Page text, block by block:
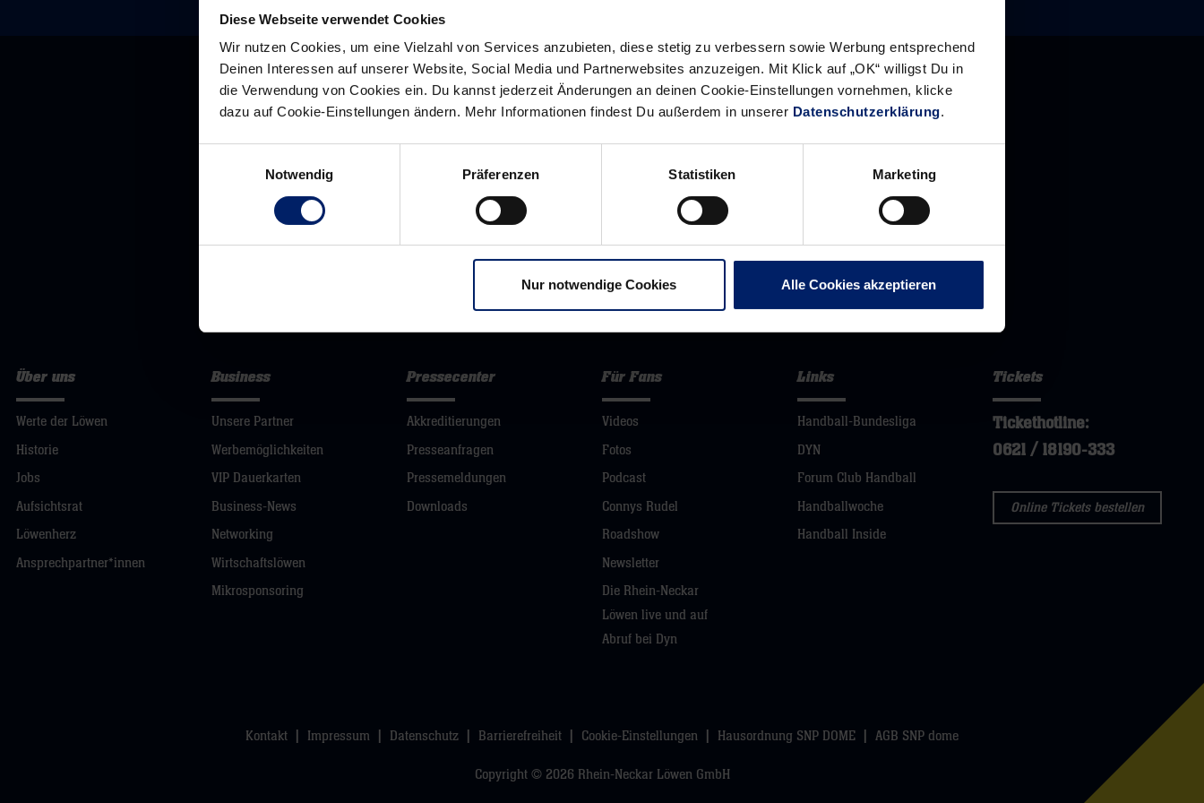
Diese Webseite verwendet Cookies
Wir nutzen Cookies, um eine Vielzahl von Services anzubieten, diese stetig zu verbessern sowie Werbung entsprechend
Deinen Interessen auf unserer Website, Social Media und Partnerwebsites anzuzeigen. Mit Klick auf „OK“ willigst Du in
die Verwendung von Cookies ein. Du kannst jederzeit Änderungen an deinen Cookie-Einstellungen vornehmen, klicke
dazu auf Cookie-Einstellungen ändern. Mehr Informationen findest Du außerdem in unserer Datenschutzerklärung.
Notwendig
Präferenzen Statistiken Marketing
Nur notwendige Cookies Alle Cookies akzeptieren
Rhein-Neckar Löwen GmbH
Über uns
Werte der Löwen
Historie
Jobs
Aufsichtsrat
Löwenherz
Ansprechpartner*innen
Business
Unsere Partner
Werbemöglichkeiten
VIP Dauerkarten
Business-News
Networking
Wirtschaftslöwen
Mikrosponsoring
Pressecenter
Akkreditierungen
Presseanfragen
Pressemeldungen
Downloads
Für Fans
Videos
Fotos
Podcast
Connys Rudel
Roadshow
Newsletter
Die Rhein-Neckar
Löwen live und auf
Abruf bei Dyn
Links
Handball-Bundesliga
DYN
Forum Club Handball
Handballwoche
Handball Inside
Tickets
Tickethotline:
0621 / 18190-333
Online Tickets bestellen
Kontakt Impressum Datenschutz Barrierefreiheit Cookie-Einstellungen Hausordnung SNP DOME AGB SNP dome
Copyright © 2026 Rhein-Neckar Löwen GmbH